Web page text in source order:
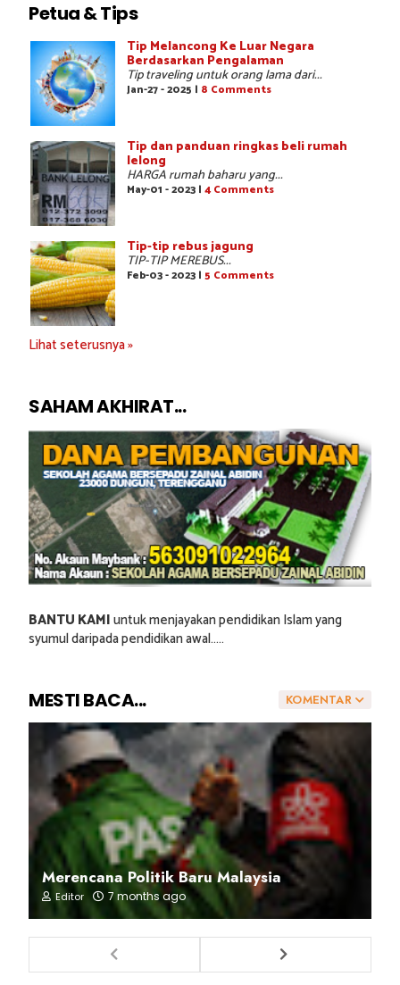
Petua & Tips
Tip Melancong Ke Luar Negara
Berdasarkan Pengalaman
Tip traveling untuk orang lama dari...
Jan-27 - 2025 | 8 Comments
Tip dan panduan ringkas beli rumah
lelong
HARGA rumah baharu yang...
May-01 - 2023 | 4 Comments
Tip-tip rebus jagung
TIP-TIP MEREBUS...
Feb-03 - 2023 | 5 Comments
Lihat seterusnya »
SAHAM AKHIRAT...
BANTU KAMIuntuk menjayakan pendidikan Islam yang
syumul daripada pendidikan awal.....
KOMENTAR
MESTI BACA...
Merencana Politik Baru Malaysia
Editor 7 months ago